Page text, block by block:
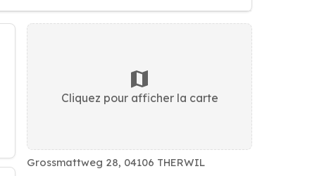
Cliquez pour afficher la carte
Grossmattweg 28, 04106 THERWIL